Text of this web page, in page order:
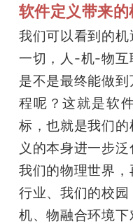
软件定义带来
我们可以看到的
一切，人-机-物互
是不是最终能做
程呢？这就是软
标，也就是我们
义的本身进一步
我们的物理世界
行业、我们的校园
机、物融合环境